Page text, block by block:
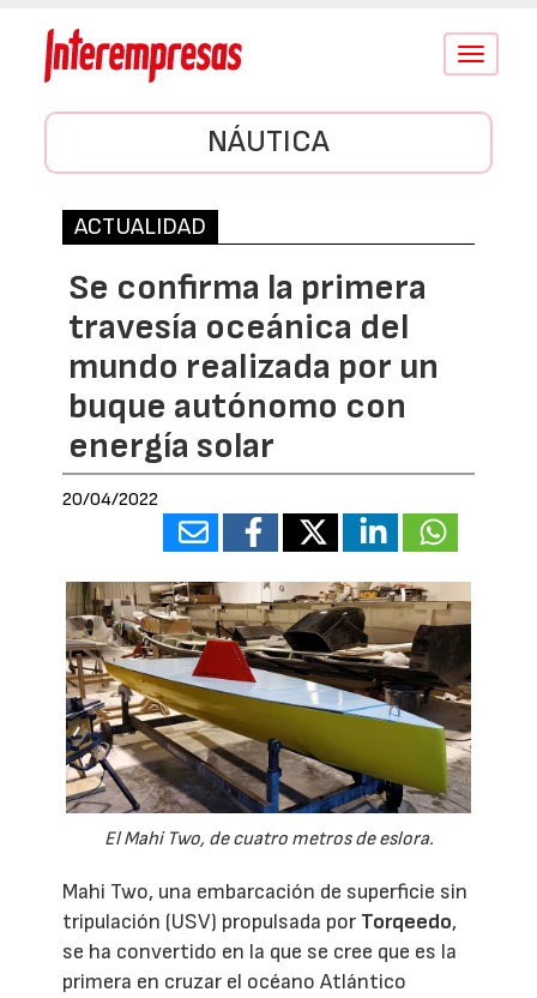
Conmutar
NÁUTICA
ACTUALIDAD
Se confirma la primera
travesía oceánica del
mundo realizada por un
buque autónomo con
energía solar
20/04/2022
El Mahi Two, de cuatro metros de eslora.
Mahi Two, una embarcación de superficie sin
tripulación (USV) propulsada por Torqeedo,
se ha convertido en la que se cree que es la
primera en cruzar el océano Atlántico